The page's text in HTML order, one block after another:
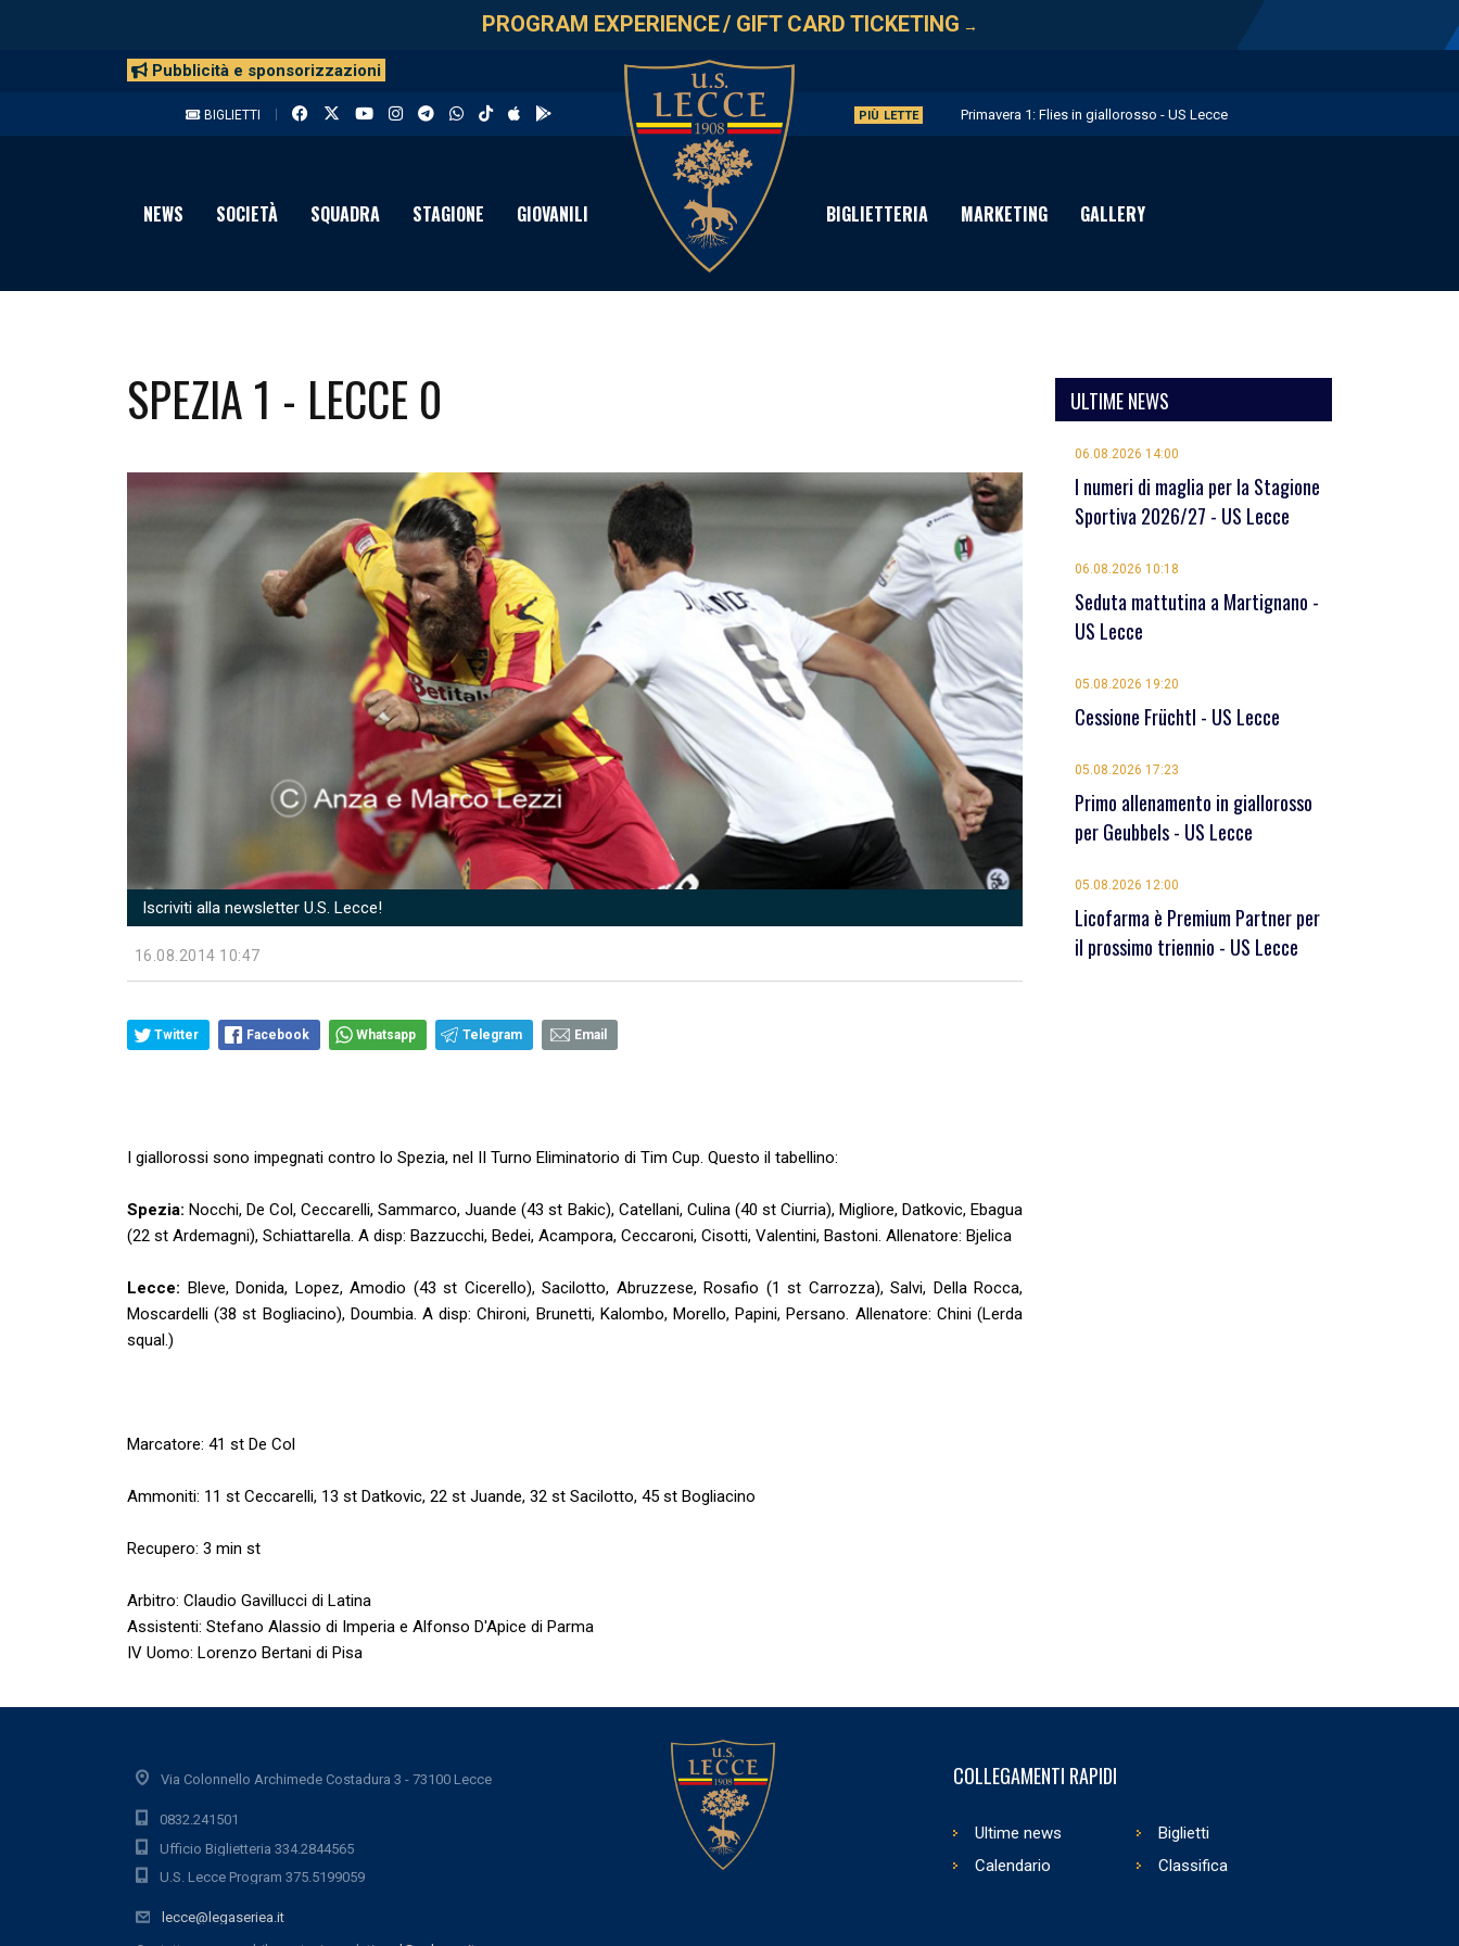
PROGRAM EXPERIENCE/ GIFT CARD TICKETING →
Pubblicità e sponsorizzazioni
BIGLIETTI PIÙ LETTE Primavera 1: Flies in giallorosso - US Lecce
Licofarma è Premium Partner per il prossimo triennio - US Lecce
Cessione Früchtl - US Lecce
NEWS SOCIETÀ SQUADRA STAGIONE GIOVANILI BIGLIETTERIA MARKETING GALLERY
SPEZIA 1 - LECCE 0
Iscriviti alla newsletter U.S. Lecce!
16.08.2014 10:47
Twitter Facebook Whatsapp Telegram Email
I giallorossi sono impegnati contro lo Spezia, nel II Turno Eliminatorio di Tim Cup. Questo il tabellino:
Spezia: Nocchi, De Col, Ceccarelli, Sammarco, Juande (43 st Bakic), Catellani, Culina (40 st Ciurria), Migliore, Datkovic, Ebagua
(22 st Ardemagni), Schiattarella. A disp: Bazzucchi, Bedei, Acampora, Ceccaroni, Cisotti, Valentini, Bastoni. Allenatore: Bjelica
Lecce: Bleve, Donida, Lopez, Amodio (43 st Cicerello), Sacilotto, Abruzzese, Rosafio (1 st Carrozza), Salvi, Della Rocca,
Moscardelli (38 st Bogliacino), Doumbia. A disp: Chironi, Brunetti, Kalombo, Morello, Papini, Persano. Allenatore: Chini (Lerda
squal.)
Marcatore: 41 st De Col
Ammoniti: 11 st Ceccarelli, 13 st Datkovic, 22 st Juande, 32 st Sacilotto, 45 st Bogliacino
Recupero: 3 min st
Arbitro: Claudio Gavillucci di Latina
Assistenti: Stefano Alassio di Imperia e Alfonso D'Apice di Parma
IV Uomo: Lorenzo Bertani di Pisa
ULTIME NEWS
06.08.2026 14:00
I numeri di maglia per la Stagione
Sportiva 2026/27 - US Lecce
06.08.2026 10:18
Seduta mattutina a Martignano -
US Lecce
05.08.2026 19:20
Cessione Früchtl - US Lecce
05.08.2026 17:23
Primo allenamento in giallorosso
per Geubbels - US Lecce
05.08.2026 12:00
Licofarma è Premium Partner per
il prossimo triennio - US Lecce
Via Colonnello Archimede Costadura 3 - 73100 Lecce
0832.241501
Ufficio Biglietteria 334.2844565
U.S. Lecce Program 375.5199059
lecce@legaseriea.it
COLLEGAMENTI RAPIDI
Ultime news
Biglietti
Calendario
Classifica